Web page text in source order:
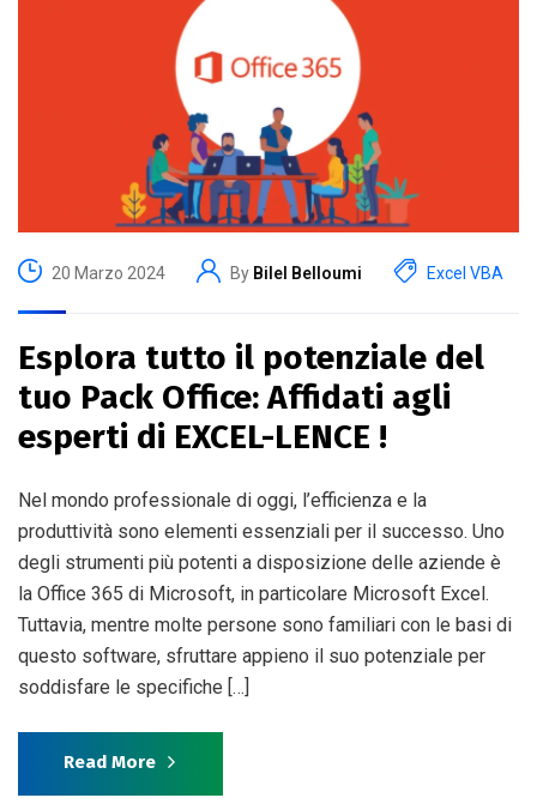
20 Marzo 2024 By Bilel Belloumi Excel VBA
Esplora tutto il potenziale del
tuo Pack Office: Affidati agli
esperti di EXCEL-LENCE !
Nel mondo professionale di oggi, l’efficienza e la
produttività sono elementi essenziali per il successo. Uno
degli strumenti più potenti a disposizione delle aziende è
la Office 365 di Microsoft, in particolare Microsoft Excel.
Tuttavia, mentre molte persone sono familiari con le basi di
questo software, sfruttare appieno il suo potenziale per
soddisfare le specifiche […]
Read More